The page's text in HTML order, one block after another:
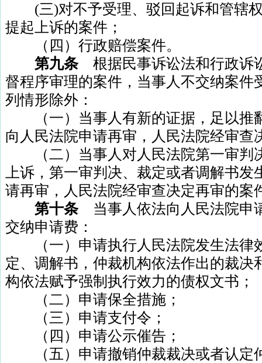
(三)对不予受理、驳回起诉和管辖
提起上诉的案件；
（四）行政赔偿案件。
第九条根据民事诉讼法和行政诉
督程序审理的案件，当事人不交纳案件
列情形除外：
（一）当事人有新的证据，足以推
向人民法院申请再审，人民法院经审查
（二）当事人对人民法院第一审判
上诉，第一审判决、裁定或者调解书发
请再审，人民法院经审查决定再审的案
第十条当事人依法向人民法院申
交纳申请费：
（一）申请执行人民法院发生法律
定、调解书，仲裁机构依法作出的裁决
构依法赋予强制执行效力的债权文书；
（二）申请保全措施；
（三）申请支付令；
（四）申请公示催告；
（五）申请撤销仲裁裁决或者认定